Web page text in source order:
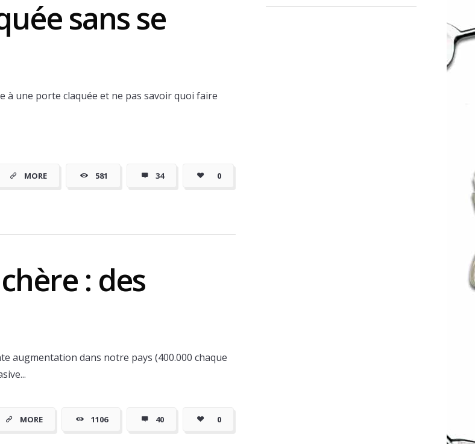
sans se
à une porte claquée et ne pas savoir quoi faire
MORE 581 34 0
: des
augmentation dans notre pays (400.000 chaque
MORE 1106 40 0